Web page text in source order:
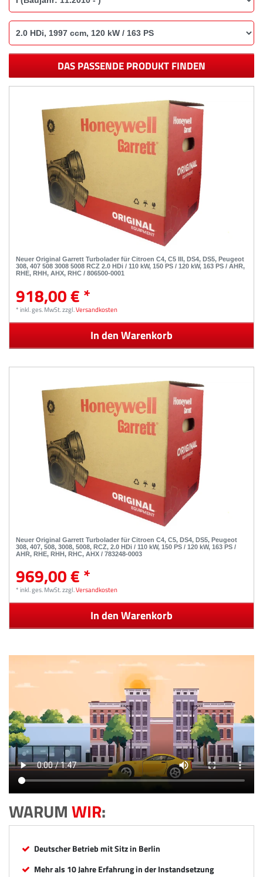
DAS PASSENDE PRODUKT FINDEN
Neuer Original Garrett Turbolader für Citroen C4, C5 III, DS4, DS5, Peugeot
308, 407 508 3008 5008 RCZ 2.0 HDi / 110 kW, 150 PS / 120 kW, 163 PS / AHR,
RHE, RHH, AHX, RHC / 806500-0001
918,00 € *
*inkl. ges. MwSt.zzgl.Versandkosten
In den Warenkorb
Neuer Original Garrett Turbolader für Citroen C4, C5, DS4, DS5, Peugeot
308, 407, 508, 3008, 5008, RCZ, 2.0 HDi / 110 kW, 150 PS / 120 kW, 163 PS /
AHR, RHE, RHH, RHC, AHX / 783248-0003
969,00 € *
*inkl. ges. MwSt.zzgl.Versandkosten
In den Warenkorb
WARUMWIR:
Deutscher Betrieb mit Sitz in Berlin
Mehr als 10 Jahre Erfahrung in der Instandsetzung